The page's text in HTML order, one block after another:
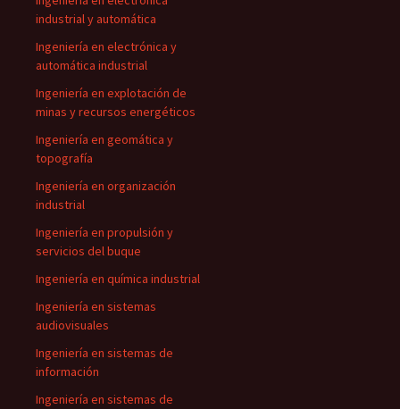
industrial y automática
Ingeniería en electrónica y
automática industrial
Ingeniería en explotación de
minas y recursos energéticos
Ingeniería en geomática y
topografía
Ingeniería en organización
industrial
Ingeniería en propulsión y
servicios del buque
Ingeniería en química industrial
Ingeniería en sistemas
audiovisuales
Ingeniería en sistemas de
información
Ingeniería en sistemas de